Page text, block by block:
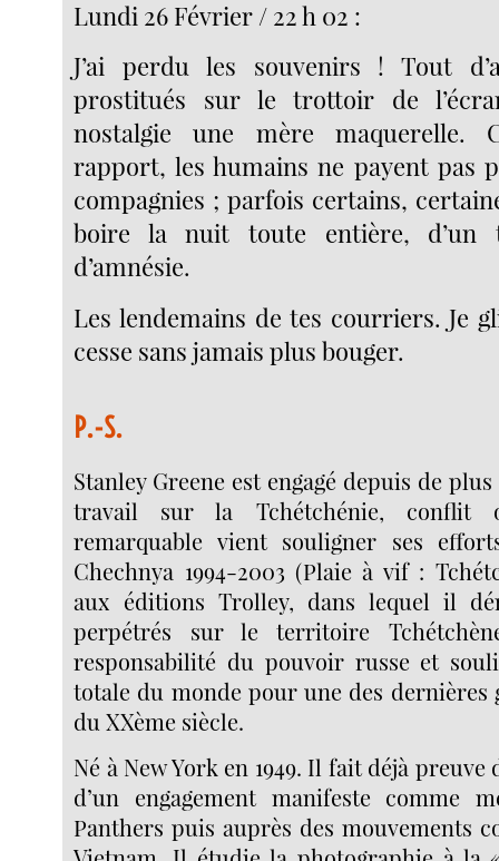
Lundi 26 Février / 22 h 02 :
J’ai perdu les souvenirs ! Tout
prostitués sur le trottoir de
nostalgie une mère maquerelle.
rapport, les humains ne payent pas
compagnies ; parfois certains,
boire la nuit toute entière, d’un
d’amnésie.
Les lendemains de tes courriers. Je
cesse sans jamais plus bouger.
P.-S.
Stanley Greene est engagé depuis de
travail sur la Tchétchénie, conflit
remarquable vient souligner ses
Chechnya 1994-2003 (Plaie à vif :
aux éditions Trolley, dans lequel il
perpétrés sur le territoire
responsabilité du pouvoir russe et
totale du monde pour une des dernières
du XXème siècle.
Né à New York en 1949. Il fait déjà preuve
d’un engagement manifeste comme
Panthers puis auprès des mouvements